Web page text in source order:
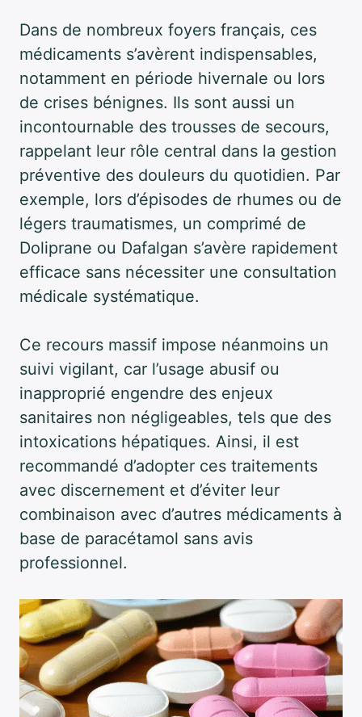
Dans de nombreux foyers français, ces
médicaments s’avèrent indispensables,
notamment en période hivernale ou lors
de crises bénignes. Ils sont aussi un
incontournable des trousses de secours,
rappelant leur rôle central dans la gestion
préventive des douleurs du quotidien. Par
exemple, lors d’épisodes de rhumes ou de
légers traumatismes, un comprimé de
Doliprane ou Dafalgan s’avère rapidement
efficace sans nécessiter une consultation
médicale systématique.
Ce recours massif impose néanmoins un
suivi vigilant, car l’usage abusif ou
inapproprié engendre des enjeux
sanitaires non négligeables, tels que des
intoxications hépatiques. Ainsi, il est
recommandé d’adopter ces traitements
avec discernement et d’éviter leur
combinaison avec d’autres médicaments à
base de paracétamol sans avis
professionnel.